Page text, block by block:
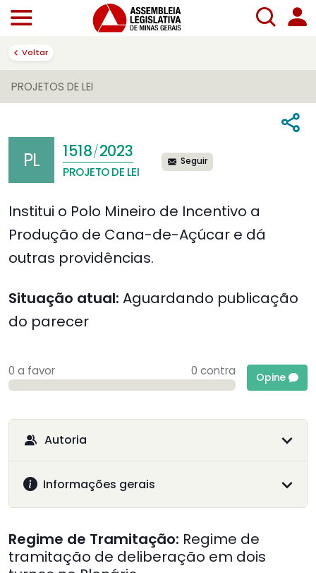
Voltar
PROJETOS DE LEI
PL 1518/2023
PROJETO DE LEI
Seguir
Institui o Polo Mineiro de Incentivo a
Produção de Cana-de-Açúcar e dá
outras providências.
Situação atual: Aguardando publicação
do parecer
0 a favor 0 contra Opine
Autoria
Informações gerais
Regime de Tramitação: Regime de
tramitação de deliberação em dois